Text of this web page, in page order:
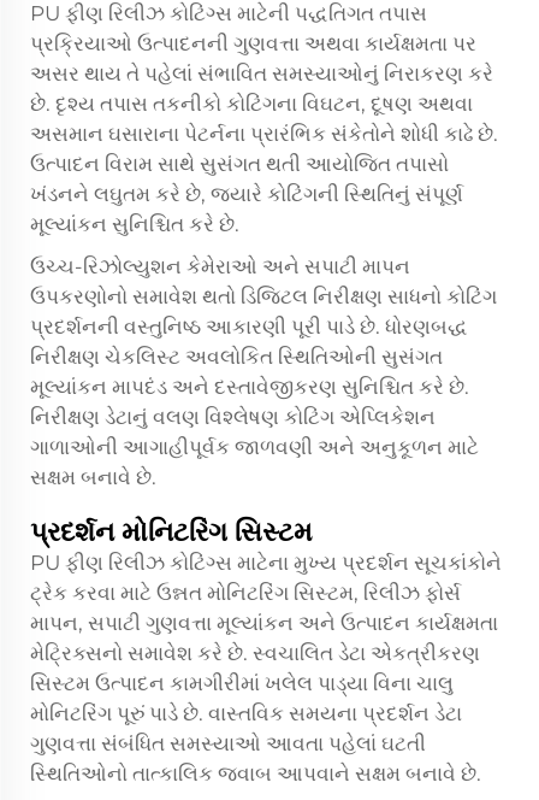
PU ફીણ રિલીઝ કોટિંગ્સ માટેની પદ્ધતિગત તપાસ
પ્રક્રિયાઓ ઉત્પાદનની ગુણવત્તા અથવા કાર્યક્ષમતા પર
અસર થાય તે પહેલાં સંભાવિત સમસ્યાઓનું નિરાકરણ કરે
છે. દૃશ્ય તપાસ તકનીકો કોટિંગના વિઘટન, દૂષણ અથવા
અસમાન ઘસારાના પેટર્નના પ્રારંભિક સંકેતોને શોધી કાઢે છે.
ઉત્પાદન વિરામ સાથે સુસંગત થતી આયોજિત તપાસો
ખંડનને લઘુતમ કરે છે, જ્યારે કોટિંગની સ્થિતિનું સંપૂર્ણ
મૂલ્યાંકન સુનિશ્ચિત કરે છે.
ઉચ્ચ-રિઝોલ્યુશન કેમેરાઓ અને સપાટી માપન
ઉપકરણોનો સમાવેશ થતો ડિજિટલ નિરીક્ષણ સાધનો કોટિંગ
પ્રદર્શનની વસ્તુનિષ્ઠ આકારણી પૂરી પાડે છે. ધોરણબદ્ધ
નિરીક્ષણ ચેકલિસ્ટ અવલોકિત સ્થિતિઓની સુસંગત
મૂલ્યાંકન માપદંડ અને દસ્તાવેજીકરણ સુનિશ્ચિત કરે છે.
નિરીક્ષણ ડેટાનું વલણ વિશ્લેષણ કોટિંગ એપ્લિકેશન
ગાળાઓની આગાહીપૂર્વક જાળવણી અને અનુકૂળન માટે
સક્ષમ બનાવે છે.
પ્રદર્શન મોનિટરિંગ સિસ્ટમ
PU ફીણ રિલીઝ કોટિંગ્સ માટેના મુખ્ય પ્રદર્શન સૂચકાંકોને
ટ્રેક કરવા માટે ઉન્નત મોનિટરિંગ સિસ્ટમ, રિલીઝ ફોર્સ
માપન, સપાટી ગુણવત્તા મૂલ્યાંકન અને ઉત્પાદન કાર્યક્ષમતા
મેટ્રિક્સનો સમાવેશ કરે છે. સ્વચાલિત ડેટા એકત્રીકરણ
સિસ્ટમ ઉત્પાદન કામગીરીમાં ખલેલ પાડ્યા વિના ચાલુ
મોનિટરિંગ પૂરું પાડે છે. વાસ્તવિક સમયના પ્રદર્શન ડેટા
ગુણવત્તા સંબંધિત સમસ્યાઓ આવતા પહેલાં ઘટતી
સ્થિતિઓનો તાત્કાલિક જવાબ આપવાને સક્ષમ બનાવે છે.